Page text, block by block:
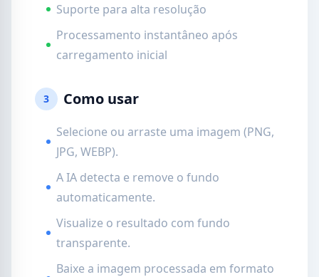
Suporte para alta resolução
Processamento instantâneo após
carregamento inicial
3 Como usar
Selecione ou arraste uma imagem (PNG,
JPG, WEBP).
A IA detecta e remove o fundo
automaticamente.
Visualize o resultado com fundo
transparente.
Baixe a imagem processada em formato